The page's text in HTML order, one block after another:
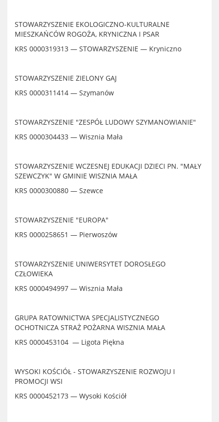
STOWARZYSZENIE EKOLOGICZNO-KULTURALNE
MIESZKAŃCÓW ROGOŻA, KRYNICZNA I PSAR
KRS 0000319313 — STOWARZYSZENIE — Kryniczno
STOWARZYSZENIE ZIELONY GAJ
KRS 0000311414 — Szymanów
STOWARZYSZENIE "ZESPÓŁ LUDOWY SZYMANOWIANIE"
KRS 0000304433 — Wisznia Mała
STOWARZYSZENIE WCZESNEJ EDUKACJI DZIECI PN. "MAŁY
SZEWCZYK" W GMINIE WISZNIA MAŁA
KRS 0000300880 — Szewce
STOWARZYSZENIE "EUROPA"
KRS 0000258651 — Pierwoszów
STOWARZYSZENIE UNIWERSYTET DOROSŁEGO
CZŁOWIEKA
KRS 0000494997 — Wisznia Mała
GRUPA RATOWNICTWA SPECJALISTYCZNEGO
OCHOTNICZA STRAŻ POŻARNA WISZNIA MAŁA
KRS 0000453104 — Ligota Piękna
WYSOKI KOŚCIÓŁ - STOWARZYSZENIE ROZWOJU I
PROMOCJI WSI
KRS 0000452173 — Wysoki Kościół